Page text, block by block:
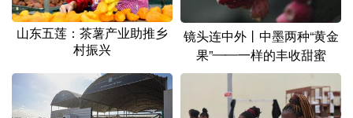
多语种频道
Français عربى
Русский язык 日本語 한국어
山东五莲：茶薯产业助推乡
村振兴
镜头连中外丨中墨两种“黄金
果”——一样的丰收甜蜜